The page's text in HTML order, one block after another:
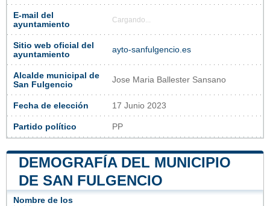
E-mail del
ayuntamiento
Cargando...
Sitio web oficial del
ayuntamiento
ayto-sanfulgencio.es
Alcalde municipal de
San Fulgencio
Jose Maria Ballester Sansano
Fecha de elección 17 Junio 2023
Partido político PP
DEMOGRAFÍA DEL MUNICIPIO
DE SAN FULGENCIO
Nombre de los